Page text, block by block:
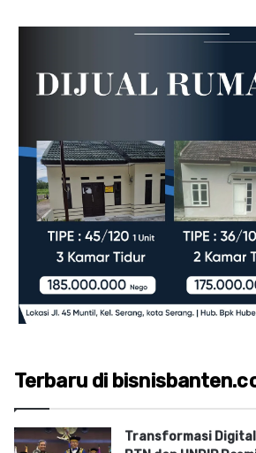
Terbaru di
Transformasi Digital